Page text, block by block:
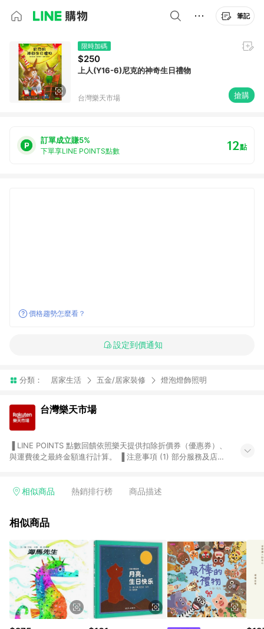
筆記
限時加碼
$250
上人(Y16-6)尼克的神奇生日禮物
台灣樂天市場 搶購
訂單成立賺5%
下單享LINE POINTS點數 12點
價格趨勢怎麼看？
設定到價通知
分類： 居家生活 五金/居家裝修 燈泡燈飾照明
台灣樂天市場
與運費後之最終金額進行計算。 ▐ 注意事項 (1) 部分服務及店家
Smart mobile、神腦生活、JS巨盛、樂天KOBO電子書，請詳閱
台灣樂天市場，並在同一瀏覽器於24小時內結帳，才享有 LINE
市場 45 天內完成訂單出貨及結帳，則不符合贈點資格。 (4) 如
使用APP、或中途瀏覽比價網、回饋網、Google等其他網頁、或
由網頁版(電腦版/手機版網頁)切換為App都將會造成追蹤中斷而
無法進行 LINE POINTS 回饋。 (5) LINE 購物為購物資訊整合性
平台，商品資料更新會有時間差，如顯示之商品規格、顏色、價
位、贈品與台灣樂天市場銷售網頁不符，以銷售網頁標示為準。
(6) 導購訂單已逾 365 天，根據台灣樂天回饋規定，逾期訂單將
不符合回饋資格。 (7) 若上述或其他原因，致使消費者無接收到
相似商品 熱銷排行榜 商品描述
相似商品